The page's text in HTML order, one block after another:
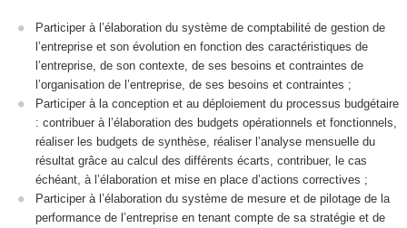
Participer à l’élaboration du système de comptabilité de gestion de
l’entreprise et son évolution en fonction des caractéristiques de
l’entreprise, de son contexte, de ses besoins et contraintes de
l’organisation de l’entreprise, de ses besoins et contraintes ;
Participer à la conception et au déploiement du processus budgétaire
: contribuer à l’élaboration des budgets opérationnels et fonctionnels,
réaliser les budgets de synthèse, réaliser l’analyse mensuelle du
résultat grâce au calcul des différents écarts, contribuer, le cas
échéant, à l’élaboration et mise en place d’actions correctives ;
Participer à l’élaboration du système de mesure et de pilotage de la
performance de l’entreprise en tenant compte de sa stratégie et de